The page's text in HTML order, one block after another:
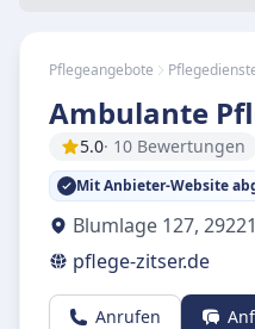
Pflegeangebote
Ambulante
5.0· 10 Bewertungen
Mit Anbieter-Website
Blumlage 127, 29221
pflege-zitser.de
Anrufen